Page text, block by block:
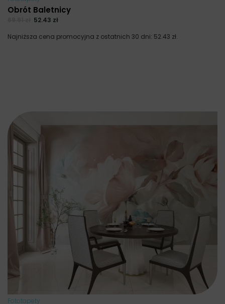
Obrót Baletnicy
52.43 zł
Najniższa cena promocyjna z ostatnich 30 dni: 52.43 zł.
Fototapety